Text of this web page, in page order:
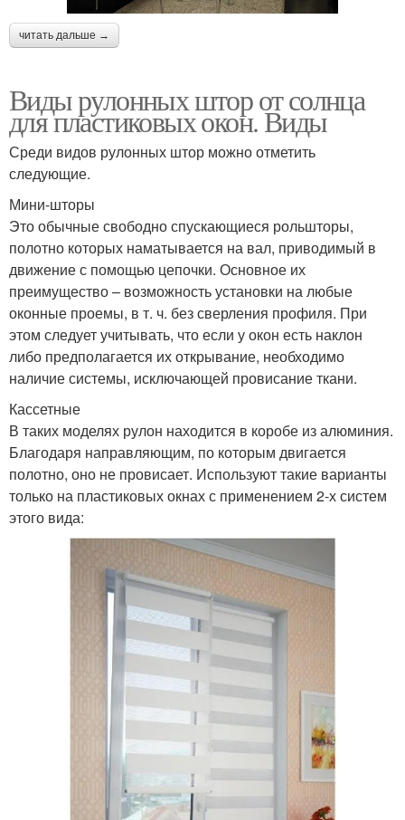
читать дальше →
Виды рулонных штор от солнца
для пластиковых окон. Виды
Среди видов рулонных штор можно отметить
следующие.
Мини-шторы
Это обычные свободно спускающиеся рольшторы,
полотно которых наматывается на вал, приводимый в
движение с помощью цепочки. Основное их
преимущество – возможность установки на любые
оконные проемы, в т. ч. без сверления профиля. При
этом следует учитывать, что если у окон есть наклон
либо предполагается их открывание, необходимо
наличие системы, исключающей провисание ткани.
Кассетные
В таких моделях рулон находится в коробе из алюминия.
Благодаря направляющим, по которым двигается
полотно, оно не провисает. Используют такие варианты
только на пластиковых окнах с применением 2-х систем
этого вида: